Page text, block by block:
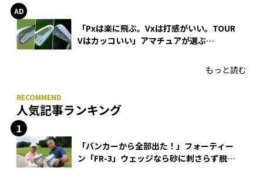
「Pxは楽に飛ぶ。Vxは打感がいい。TOUR
Vはカッコいい」アマチュアが選ぶ
もっと読む
人気記事ランキング
「バンカーから全部出た！」フォーティー
ン「FR-3」ウェッジなら砂に刺さらず脱出